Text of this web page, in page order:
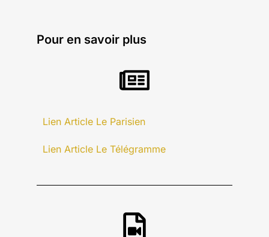
Pour en savoir plus
Lien Article Le Parisien
Lien Article Le Télégramme